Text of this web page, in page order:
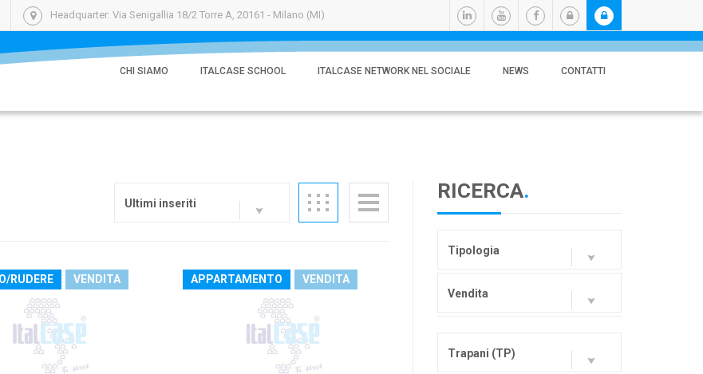
Headquarter: Via Senigallia 18/2 Torre A, 20161 - Milano (MI)
CHI SIAMO ITALCASE SCHOOL ITALCASE NETWORK NEL SOCIALE NEWS CONTATTI
Ultimi inseriti
RUDERE VENDITA APPARTAMENTO VENDITA
RICERCA.
Tipologia
Vendita
Trapani (TP)